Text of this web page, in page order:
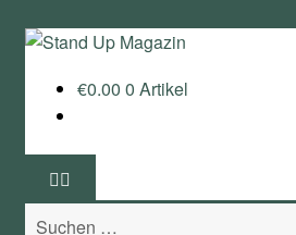
springen
Zum
springen
News
Wing und Foil
€0.00 0 Artikel
Suchen